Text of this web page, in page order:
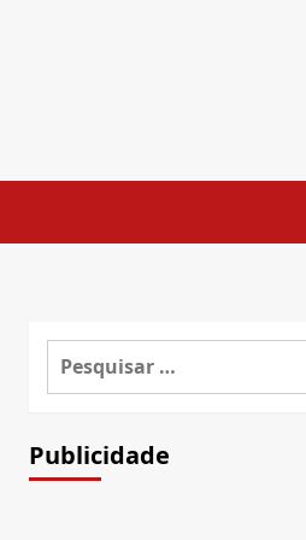
Pesquisar
Publicidade